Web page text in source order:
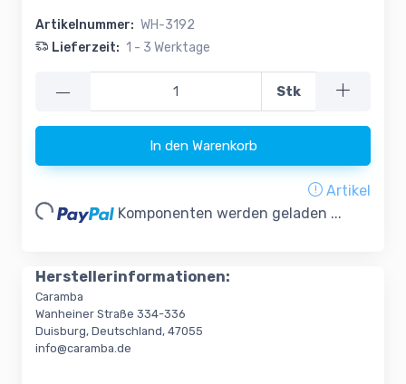
Artikelnummer: WH-3192
Lieferzeit: 1 - 3 Werktage
— Stk
In den Warenkorb
Artikel
Komponenten werden geladen ...
Herstellerinformationen:
Caramba
Wanheiner Straße 334-336
Duisburg, Deutschland, 47055
info@caramba.de